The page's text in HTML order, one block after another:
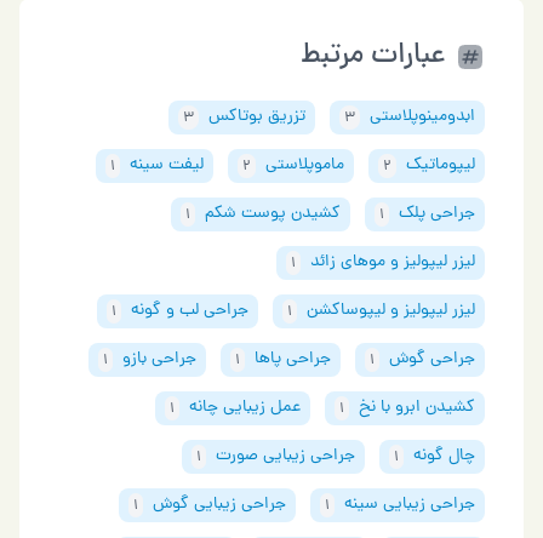
عبارات مرتبط
ابدومینوپلاستی 3 تزریق بوتاکس 3
لیپوماتیک 2 ماموپلاستی 2 لیفت سینه 1
جراحی پلک 1 کشیدن پوست شکم 1
لیزر لیپولیز و موهای زائد 1
لیزر لیپولیز و لیپوساکشن 1 جراحی لب و گونه 1
جراحی گوش 1 جراحی پاها 1 جراحی بازو 1
کشیدن ابرو با نخ 1 عمل زیبایی چانه 1
چال گونه 1 جراحی زیبایی صورت 1
جراحی زیبایی سینه 1 جراحی زیبایی گوش 1